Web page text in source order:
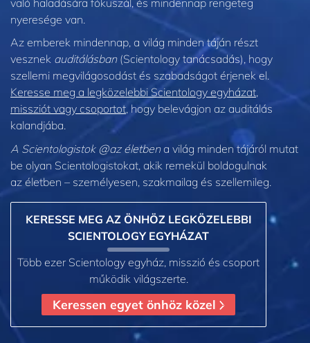
nyeresége van.
Az emberek mindennap, a világ minden táján részt
vesznek auditálásban(Scientology tanácsadás), hogy
szellemi megvilágosodást és szabadságot érjenek el.
Keresse meg a legközelebbi Scientology egyházat,
missziót vagy csoportot, hogy belevágjon az auditálás
kalandjába.
A Scientologistok @az életbena világ minden tájáról mutat
be olyan Scientologistokat, akik remekül boldogulnak
az életben – személyesen, szakmailag és szellemileg.
KERESSE MEG AZ ÖNHÖZ LEGKÖZELEBBI
SCIENTOLOGY EGYHÁZAT
Több ezer Scientology egyház, misszió és csoport
működik világszerte.
Keressen egyet önhöz közel